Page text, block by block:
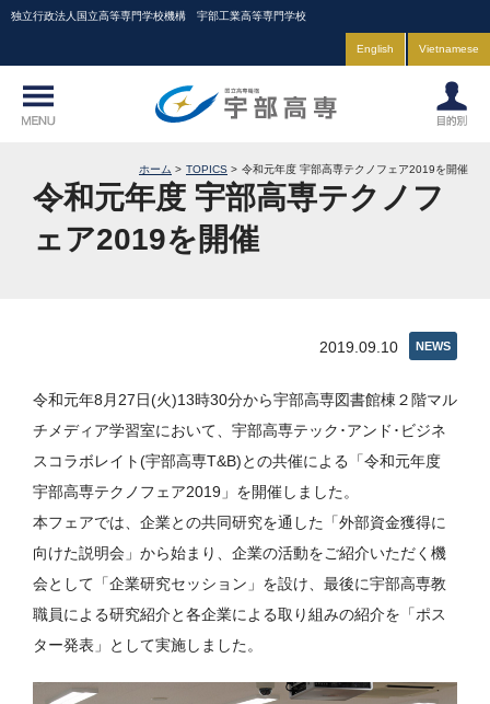
独立行政法人国立高等専門学校機構 宇部工業高等専門学校
English Vietnamese
ホーム TOPICS 令和元年度 宇部高専テクノフェア2019を開催
令和元年度 宇部高専テクノフ
ェア2019を開催
NEWS
2019.09.10
令和元年8月27日(火)13時30分から宇部高専図書館棟２階マル
チメディア学習室において、宇部高専テック･アンド･ビジネ
スコラボレイト(宇部高専T&B)との共催による「令和元年度
宇部高専テクノフェア2019」を開催しました。
本フェアでは、企業との共同研究を通した「外部資金獲得に
向けた説明会」から始まり、企業の活動をご紹介いただく機
会として「企業研究セッション」を設け、最後に宇部高専教
職員による研究紹介と各企業による取り組みの紹介を「ポス
ター発表」として実施しました。